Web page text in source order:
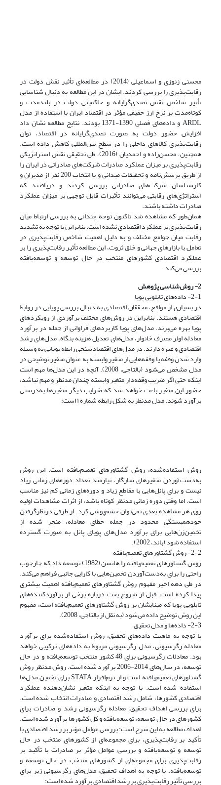
محسنی زنوزی و اسماعیلی (2014) در مطالعه‌ای تأثیر نقش دولت در
رقابت‌پذیری را بررسی کردند. ایشان در این مطالعه به دنبال شناسایی
تأثیر شاخص نقش تصدی‌گرایانه و حاکمیتی دولت در بلندمدت و
کوتاه‌مدت بر نرخ ارز حقیقی مؤثر در اقتصاد ایران با استفاده از مدل
ARDL و داده‌های فصلی 1390-1371 بودند. نتایج مطالعه نشان داد
افزایش حضور دولت به صورت تصدی‌گرایانه در اقتصاد، توان
رقابت‌پذیری کالاهای داخلی را در سطح بین‌المللی کاهش داده است.
همچنین، محسن‌زاده و احمدیان (2016)، طی تحقیقی نقش استراتژیکی
رقابت‌پذیری بر میزان عملکرد صادرات شرکت‌های صادراتی در ایران را
از طریق پرسش‌نامه و تحقیقات میدانی و با انتخاب 200 نفر از مدیران و
کارشناسان شرکت‌های صادراتی بررسی کردند و دریافتند که
استراتژی‌های رقابتی می‌توانند تأثیرات قابل توجهی بر میزان عملکرد
صادرات داشته باشند.
همان‌طور که مشاهده شد تا‌کنون توجه چندانی به بررسی ارتباط میان
رقابت‌پذیری بر عملکرد اقتصادی نشده است. بنابراین با توجه به تشدید
رقابت میان جوامع مختلف و به دلیل اهمیت شاخص رقابت‌پذیری در
تعامل با بازارهای جهانی و خلق ثروت، این مطالعه تأثیر رقابت‌پذیری را بر
عملکرد اقتصادی کشورهای منتخب در حال توسعه و توسعه‌یافته
بررسی می‌کند.
2- روش‌شناسی پژوهش
2-1- داده‌های تابلویی پویا
در بسیاری از مواقع، محققان اقتصادی به دنبال بررسی پویایی در روابط
اقتصادی هستند. بنابراین در روش‌های مختلف برآوردی از رویکردهای
پویا بهره می‌برند. مدل‌های پویا کاربردهای فراوانی از جمله در برآورد
معادله اولر مصرف خانوار، مدل‌های تعدیل هزینه بنگاه، مدل‌های رشد
اقتصادی و غیره دارند. در مدل‌های اقتصادسنجی رابطه پویایی به وسیله
وارد شدن وقفه یا وقفه‌هایی از متغیر وابسته به عنوان متغیر توضیحی در
مدل مشخص می‌شود (بالتاجی، 2008). آنچه در این مدل‌ها مهم است
اینکه حتی اگر ضریب وقفه‌دار متغیر وابسته چندان مدنظر و مهم نباشد،
حضور این متغیر باعث خواهد شد که ضرایب دیگر متغیرها به‌درستی
برآورد شوند. مدل مدنظر به شکل رابطه شماره ۱ است:
روش استفاده‌شده، روش گشتاورهای تعمیم‌یافته است. این روش
به‌دست‌آوردن متغیرهای سازگار، نیازمند تعداد دوره‌های زمانی زیاد
نیست و برای پانل‌هایی با مقاطع زیاد و دوره‌های زمانی کم نیز مناسب
است. اما وقتی دوره زمانی مدنظر کوتاه باشد، از اثرات مشاهدات اولیه
روی هر مشاهده بعدی نمی‌توان چشم‌پوشی کرد. از طرفی درنظرگرفتن
خودهمبستگی محدود در جمله خطای معادله، منجر شده از
تخمین‌زن‌هایی برای برآورد مدل‌های پویای پانل به صورت گسترده
استفاده شود (باند، 2002).
2-2- روش گشتاورهای تعمیم‌یافته
روش گشتاورهای تعمیم‌یافته را هانسن (1982) توسعه داد که چارچوب
راحتی را برای به‌دست‌آوردن تخمین‌هایی با کارایی جانبی فراهم می‌کند.
در طی دهه اخیر مفهوم روش گشتاورهای تعمیم‌یافته اهمیت بیشتری
پیدا کرده است. قبل از شروع بحث درباره برخی از برآورد‌کننده‌های
تابلویی پویا که مبنایشان بر روش گشتاورهای تعمیم‌یافته است، مفهوم
این روش توضیح داده می‌شود (به نقل از بالتاجی، 2008).
2-3- داده‌ها و مدل تحقیق
با توجه به ماهیت داده‌های تحقیق، روش استفاده‌شده برای برآورد
معادله رگرسیونی، مدل رگرسیونی مربوط به داده‌های ترکیبی خواهد
بود. معادلات رگرسیونی برای 48 کشور منتخب توسعه‌یافته و در حال
توسعه، در سال‌های 2014‌‌-2006 برآورد شده است. روش مدنظر روش
گشتاورهای تعمیم‌یافته است و از نرم‌افزار STATA برای تخمین مدل‌ها
استفاده شده است. با توجه به اینکه متغیر نشان‌دهنده عملکرد
اقتصادی کشورها، شامل رشد اقتصادی و صادرات انتخاب شده است.
برای بررسی اهداف تحقیق، معادله رگرسیونی رشد و صادرات برای
کشورهای در حال توسعه، توسعه‌یافته و کل کشورها برآورد شده است.
اهداف مطالعه به این شرح است: بررسی عوامل مؤثر بر رشد اقتصادی با
تأکید بر رقابت‌پذیری، برای مجموعه‌ای از کشورهای منتخب در حال
توسعه و توسعه‌یافته و بررسی عوامل مؤثر بر صادرات با تأکید بر
رقابت‌پذیری برای مجموعه‌ای از کشورهای منتخب در حال توسعه و
توسعه‌یافته. با توجه به اهداف تحقیق، مدل‌های رگرسیونی زیر برای
بررسی تأثیر رقابت‌پذیری بر رشد اقتصادی برآورد شده است: